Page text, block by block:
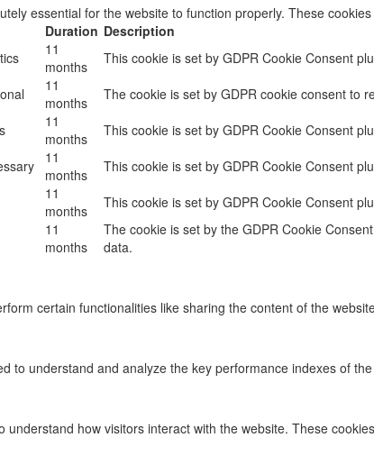
essential for the website to function properly. These
Duration Description
11
months
This cookie is set by GDPR Cookie Consent
11
months
The cookie is set by GDPR cookie consent to
11
months
This cookie is set by GDPR Cookie Consent
11
months
This cookie is set by GDPR Cookie Consent
11
months
This cookie is set by GDPR Cookie Consent
11
months
The cookie is set by the GDPR Cookie
data.
certain functionalities like sharing the content of the
to understand and analyze the key performance indexes of
understand how visitors interact with the website. These